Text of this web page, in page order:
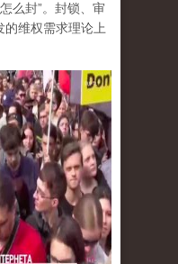
么封”。封锁、审
维权需求理论上